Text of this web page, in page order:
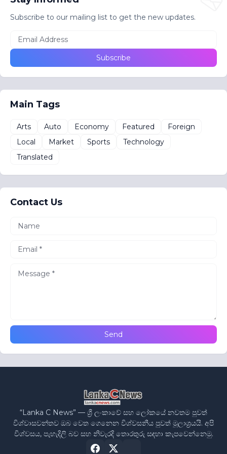
Subscribe to our mailing list to get the new updates.
Main Tags
Arts Auto Economy Featured
Foreign
Local
Market Sports
Technology
Translated
Contact Us
“Lanka C News” — ශ්‍රී ලංකාවේ සහ ලෝකයේ නවතම පුවත්
විශ්වාසවන්තව ඔබ වෙත ගෙනෙන විශ්වසනීය පුවත් මූලාශ්‍රයයි. අපි
විශ්වසය, පැහැදිලි බව සහ නිවැරදි තොරතුරු සඳහා කැපවෙන්නෙමු.